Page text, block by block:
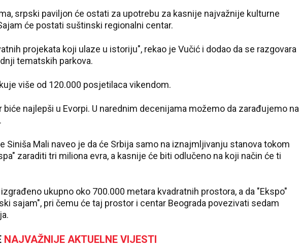
srpski paviljon će ostati za upotrebu za kasnije najvažnije kulturne
će postati suštinski regionalni centar.
projekata koji ulaze u istoriju", rekao je Vučić i dodao da se razgovara
tematskih parkova.
više od 120.000 posjetilaca vikendom.
najlepši u Evorpi. U narednim decenijama možemo da zarađujemo na
Siniša Mali naveo je da će Srbija samo na iznajmljivanju stanova tokom
zaraditi tri miliona evra, a kasnije će biti odlučeno na koji način će ti
ukupno oko 700.000 metara kvadratnih prostora, a da "Ekspo"
sajam", pri čemu će taj prostor i centar Beograda povezivati sedam
NAJVAŽNIJE AKTUELNE VIJESTI